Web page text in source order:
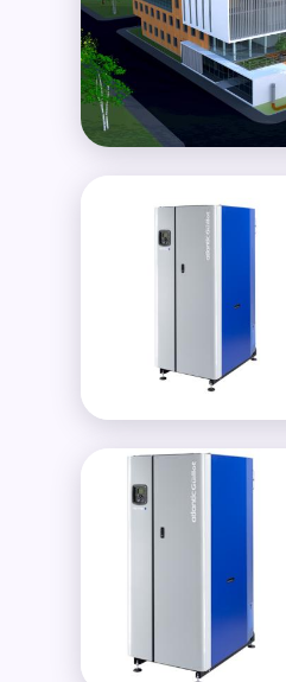
Chaudière à